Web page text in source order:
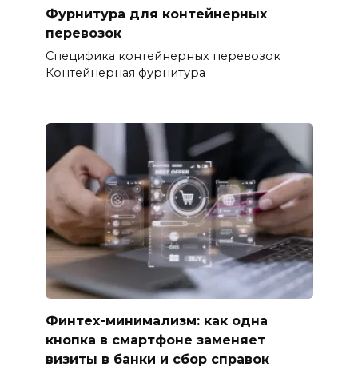
Фурнитура для контейнерных
перевозок
Специфика контейнерных перевозок
Контейнерная фурнитура
Финтех-минимализм: как одна
кнопка в смартфоне заменяет
визиты в банки и сбор справок